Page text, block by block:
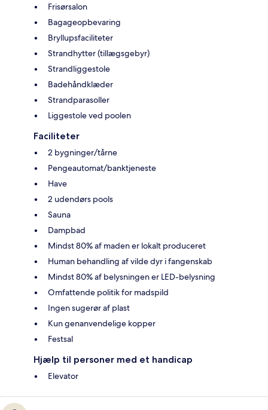
Frisørsalon
Bagageopbevaring
Bryllupsfaciliteter
Strandhytter (tillægsgebyr)
Strandliggestole
Badehåndklæder
Strandparasoller
Liggestole ved poolen
Faciliteter
2 bygninger/tårne
Pengeautomat/banktjeneste
Have
2 udendørs pools
Sauna
Dampbad
Mindst 80% af maden er lokalt produceret
Human behandling af vilde dyr i fangenskab
Mindst 80% af belysningen er LED-belysning
Omfattende politik for madspild
Ingen sugerør af plast
Kun genanvendelige kopper
Festsal
Hjælp til personer med et handicap
Elevator